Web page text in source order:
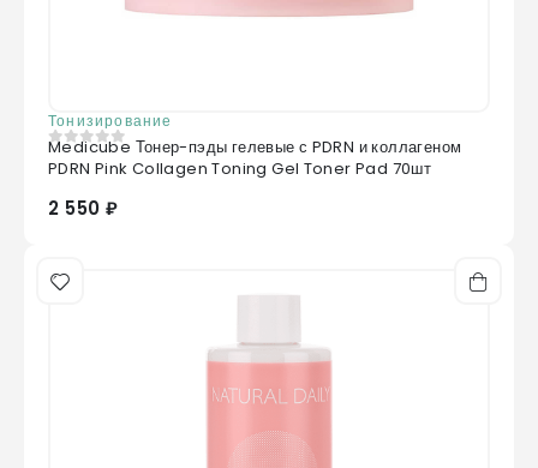
Тонизирование
0из 5
Medicube Тонер-пэды гелевые с PDRN и коллагеном
PDRN Pink Collagen Toning Gel Toner Pad 70шт
2 550 ₽